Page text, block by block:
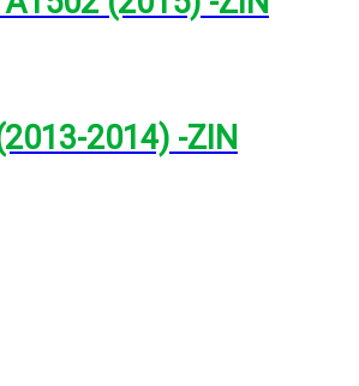
2014) -ZIN